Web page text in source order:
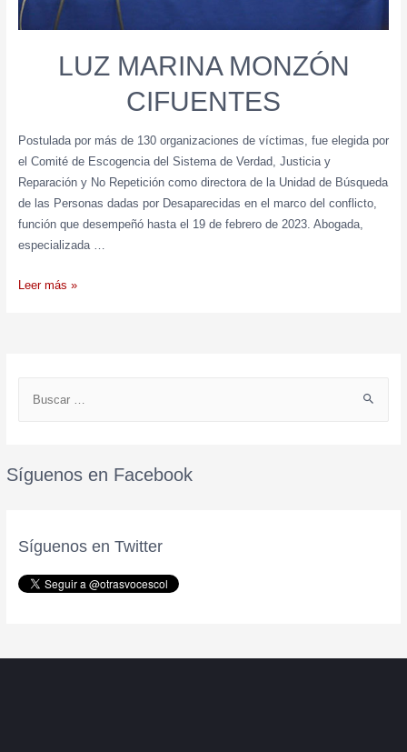
LUZ MARINA MONZÓN
CIFUENTES
Postulada por más de 130 organizaciones de víctimas, fue elegida por
el Comité de Escogencia del Sistema de Verdad, Justicia y
Reparación y No Repetición como directora de la Unidad de Búsqueda
de las Personas dadas por Desaparecidas en el marco del conflicto,
función que desempeñó hasta el 19 de febrero de 2023. Abogada,
especializada …
Leer más »
Síguenos en Facebook
Síguenos en Twitter